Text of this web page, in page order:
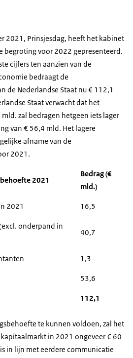
2021, Prinsjesdag, heeft het kabinet
begroting voor 2022 gepresenteerd.
cijfers ten aanzien van de
bedraagt de
de Nederlandse Staat nu € 112,1
Staat verwacht dat het
zal bedragen hetgeen iets lager
van € 56,4 mld. Het lagere
afname van de
2021.
2021
Bedrag (€
mld.)
2021 16,5
onderpand in
40,7
1,3
53,6
112,1
te kunnen voldoen, zal het
in 2021 ongeveer € 60
in lijn met eerdere communicatie